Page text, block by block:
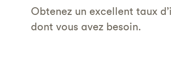
Obtenez un excellent taux
dont vous avez besoin.